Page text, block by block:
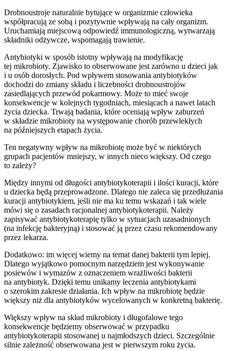
Drobnoustroje naturalnie bytujące w organizmie człowieka
współpracują ze sobą i pozytywnie wpływają na cały organizm.
Uruchamiają miejscową odpowiedź immunologiczną, wytwarzają
składniki odżywcze, wspomagają trawienie.
Antybiotyki w sposób istotny wpływają na modyfikację
tej mikrobioty. Zjawisko to obserwowane jest zarówno u dzieci jak
i u osób dorosłych. Pod wpływem stosowania antybiotyków
dochodzi do zmiany składu i liczebności drobnoustrojów
zasiedlających przewód pokarmowy. Może to mieć swoje
konsekwencje w kolejnych tygodniach, miesiącach a nawet latach
życia dziecka. Trwają badania, które oceniają wpływ zaburzeń
w składzie mikrobioty na występowanie chorób przewlekłych
na późniejszych etapach życia.
Ten negatywny wpływ na mikrobiotę może być w niektórych
grupach pacjentów mniejszy, w innych nieco większy. Od czego
to zależy?
Między innymi od długości antybiotykoterapii i ilości kuracji, które
u dziecka będą przeprowadzone. Dlatego nie zaleca się przedłużania
kuracji antybiotykiem, jeśli nie ma ku temu wskazań i tak wiele
mówi się o zasadach racjonalnej antybiotykoterapii. Należy
zapisywać antybiotykoterapię tylko w sytuacjach uzasadnionych
(na infekcję bakteryjną) i stosować ją przez czasu rekomendowany
przez lekarza.
Dodatkowo: im więcej wiemy na temat danej bakterii tym lepiej.
Dlatego wyjątkowo pomocnym narzędziem jest wykonywanie
posiewów i wymazów z oznaczeniem wrażliwości bakterii
na antybiotyk. Dzięki temu unikamy leczenia antybiotykami
o szerokim zakresie działania. Ich wpływ na mikrobiotę będzie
większy niż dla antybiotyków wycelowanych w konkretną bakterię.
Większy wpływ na skład mikrobioty i długofalowe tego
konsekwencje będziemy obserwować w przypadku
antybiotykoterapii stosowanej u najmłodszych dzieci. Szczególnie
silnie zależność obserwowana jest w pierwszym roku życia.